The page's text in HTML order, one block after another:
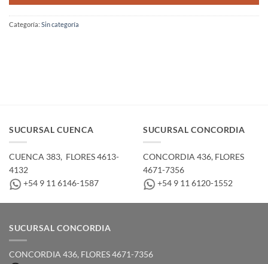
Categoría: Sin categoría
SUCURSAL CUENCA
CUENCA 383, ­ FLORES 4613-
4132
+54 9 11 6146-1587
SUCURSAL CONCORDIA
CONCORDIA 436,­ FLORES
4671-7356
+54 9 11 6120-1552
SUCURSAL CONCORDIA
CONCORDIA 436,­ FLORES 4671-7356